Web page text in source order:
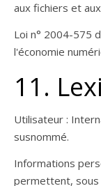
aux fichiers et
Loi n° 2004-575
l'économie
11.
Utilisateur :
susnommé.
Informations
permettent,